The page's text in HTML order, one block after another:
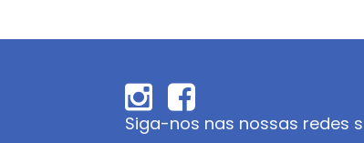
Siga-nos nas nossas redes